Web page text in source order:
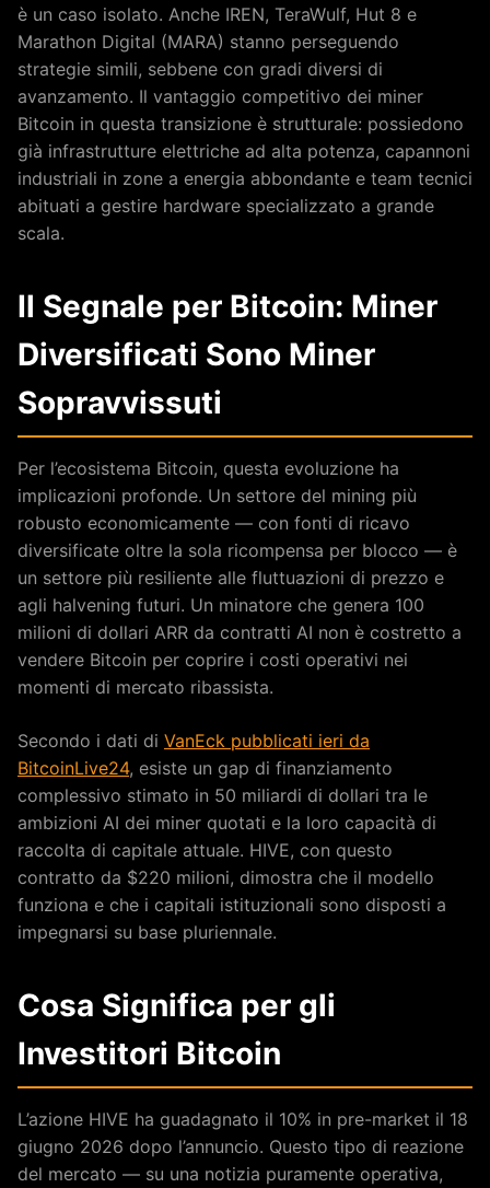
è un caso isolato. Anche IREN, TeraWulf, Hut 8 e
Marathon Digital (MARA) stanno perseguendo
strategie simili, sebbene con gradi diversi di
avanzamento. Il vantaggio competitivo dei miner
Bitcoin in questa transizione è strutturale: possiedono
già infrastrutture elettriche ad alta potenza, capannoni
industriali in zone a energia abbondante e team tecnici
abituati a gestire hardware specializzato a grande
scala.
Il Segnale per Bitcoin: Miner
Diversificati Sono Miner
Sopravvissuti
Per l’ecosistema Bitcoin, questa evoluzione ha
implicazioni profonde. Un settore del mining più
robusto economicamente — con fonti di ricavo
diversificate oltre la sola ricompensa per blocco — è
un settore più resiliente alle fluttuazioni di prezzo e
agli halvening futuri. Un minatore che genera 100
milioni di dollari ARR da contratti AI non è costretto a
vendere Bitcoin per coprire i costi operativi nei
momenti di mercato ribassista.
Secondo i dati di VanEck pubblicati ieri da
BitcoinLive24, esiste un gap di finanziamento
complessivo stimato in 50 miliardi di dollari tra le
ambizioni AI dei miner quotati e la loro capacità di
raccolta di capitale attuale. HIVE, con questo
contratto da $220 milioni, dimostra che il modello
funziona e che i capitali istituzionali sono disposti a
impegnarsi su base pluriennale.
Cosa Significa per gli
Investitori Bitcoin
L’azione HIVE ha guadagnato il 10% in pre-market il 18
giugno 2026 dopo l’annuncio. Questo tipo di reazione
del mercato — su una notizia puramente operativa,